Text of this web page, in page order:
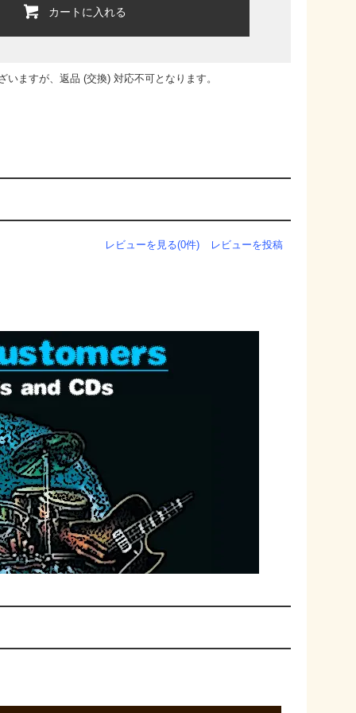
カートに入れる
ますが、返品 (交換) 対応不可となります。
レビューを見る(0件) レビューを投稿